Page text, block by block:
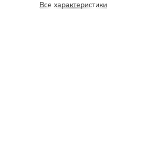
Все характеристики